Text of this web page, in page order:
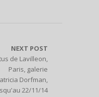
NEXT POST
de Lavilleon,
Paris, galerie
Dorfman,
22/11/14